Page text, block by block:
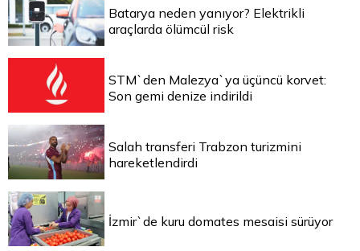
Batarya neden yanıyor? Elektrikli
araçlarda ölümcül risk
STM`den Malezya`ya üçüncü korvet:
Son gemi denize indirildi
Salah transferi Trabzon turizmini
hareketlendirdi
İzmir`de kuru domates mesaisi sürüyor